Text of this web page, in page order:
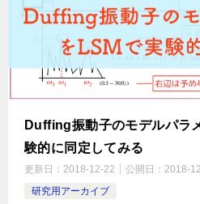
Duffing振動子のモデルパラ
験的に同定してみる
更新日： 2018-12-22 公開日： 2018-
研究用アーカイブ